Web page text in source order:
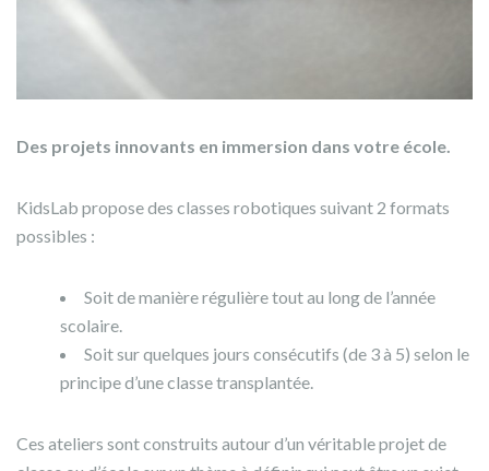
Des projets innovants en immersion dans votre école.
KidsLab propose des classes robotiques suivant 2 formats
possibles :
Soit de manière régulière tout au long de l’année
scolaire.
Soit sur quelques jours consécutifs (de 3 à 5) selon le
principe d’une classe transplantée.
Ces ateliers sont construits autour d’un véritable projet de